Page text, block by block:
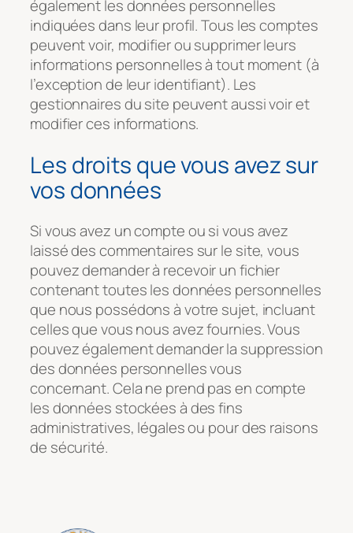
également les données personnelles
indiquées dans leur profil. Tous les comptes
peuvent voir, modifier ou supprimer leurs
informations personnelles à tout moment (à
l’exception de leur identifiant). Les
gestionnaires du site peuvent aussi voir et
modifier ces informations.
Les droits que vous avez sur
vos données
Si vous avez un compte ou si vous avez
laissé des commentaires sur le site, vous
pouvez demander à recevoir un fichier
contenant toutes les données personnelles
que nous possédons à votre sujet, incluant
celles que vous nous avez fournies. Vous
pouvez également demander la suppression
des données personnelles vous
concernant. Cela ne prend pas en compte
les données stockées à des fins
administratives, légales ou pour des raisons
de sécurité.